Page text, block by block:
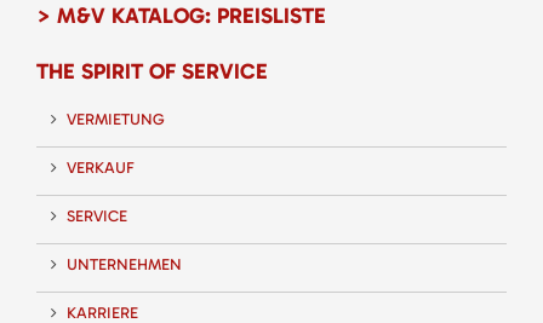
> M&V KATALOG: PREISLISTE
THE SPIRIT OF SERVICE
VERMIETUNG
VERKAUF
SERVICE
UNTERNEHMEN
KARRIERE